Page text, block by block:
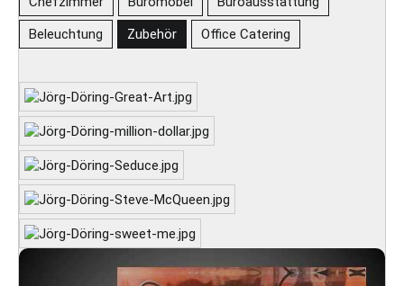
Beleuchtung
Zubehör Office Catering